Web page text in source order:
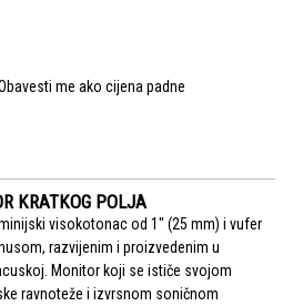
me ako cijena padne
KRATKOG POLJA
visokotonac od 1" (25 mm) i vufer
razvijenim i proizvedenim u
Monitor koji se ističe svojom
ravnoteže i izvrsnom soničnom